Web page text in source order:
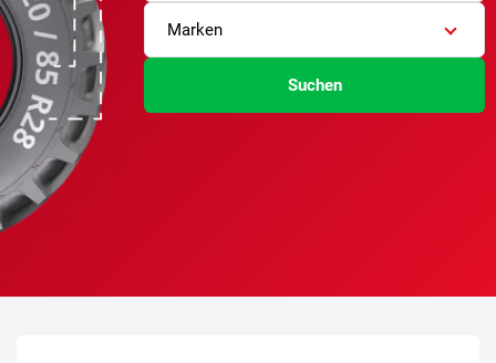
Marken
Suchen